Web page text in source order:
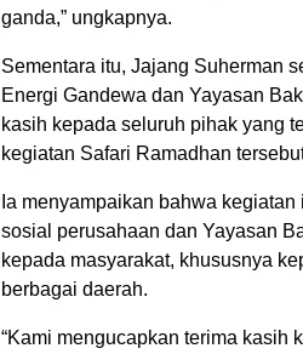
ganda,” ungkapnya.
Sementara itu, Jajang Suherman
Energi Gandewa dan Yayasan
kasih kepada seluruh pihak yang
kegiatan Safari Ramadhan
Ia menyampaikan bahwa
sosial perusahaan dan Yayasan
kepada masyarakat, khususnya
berbagai daerah.
“Kami mengucapkan terima kasih